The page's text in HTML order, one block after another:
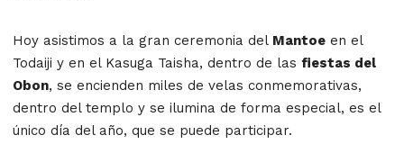
Hoy asistimos a la gran ceremonia del Mantoe en el
Todaiji y en el Kasuga Taisha, dentro de las fiestas del
Obon, se encienden miles de velas conmemorativas,
dentro del templo y se ilumina de forma especial, es el
único día del año, que se puede participar.